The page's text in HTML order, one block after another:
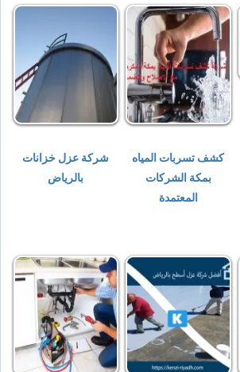
كشف تسربات المياه
بمكة الشركات
المعتمدة
شركة عزل خزانات
بالرياض